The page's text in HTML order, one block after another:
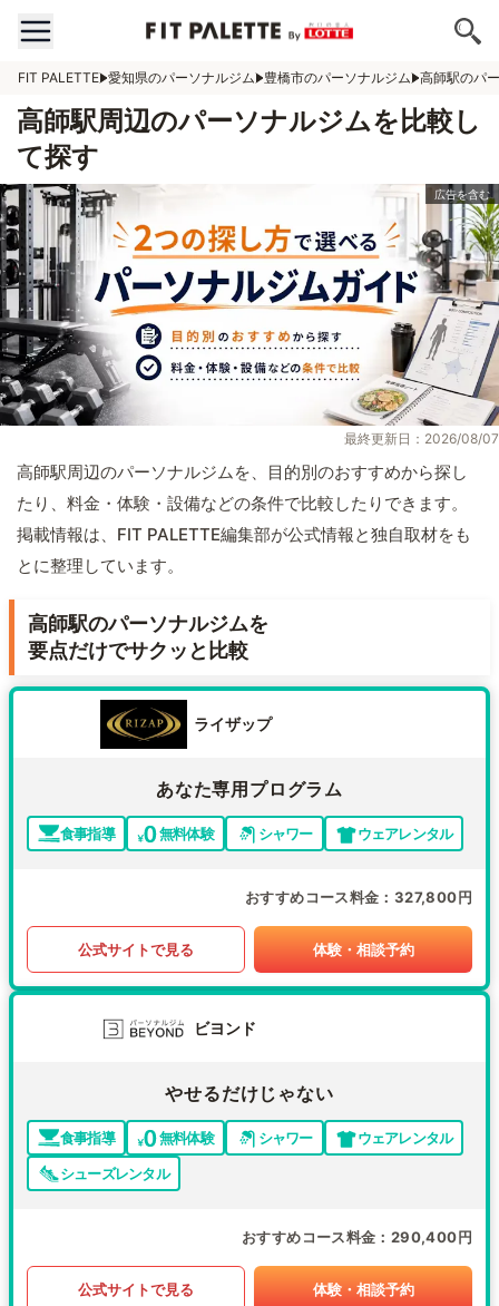
FIT PALETTE 愛知県のパーソナルジム 豊橋市のパーソナルジム 高師駅のパ
高師駅周辺のパーソナルジムを比較し
て探す
最終更新日：2026/08/07
高師駅周辺のパーソナルジムを、目的別のおすすめから探し
たり、料金・体験・設備などの条件で比較したりできます。
掲載情報は、FIT PALETTE編集部が公式情報と独自取材をも
とに整理しています。
高師駅のパーソナルジムを
要点だけでサクッと比較
ライザップ
あなた専用プログラム
食事指導 無料体験 シャワー ウェアレンタル
おすすめコース料金 327,800円
公式サイトで見る 体験・相談予約
ビヨンド
やせるだけじゃない
食事指導 無料体験 シャワー
ウェアレンタル
シューズレンタル
おすすめコース料金 290,400円
公式サイトで見る 体験・相談予約